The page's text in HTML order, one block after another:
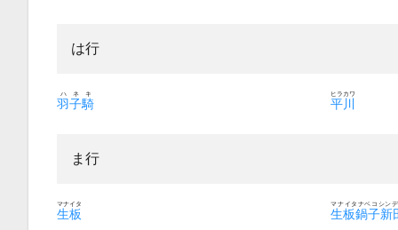
は行
羽子騎
ハネキ
平川
ヒラカワ
ま行
生板
マナイタ
生板鍋子新
マナイタナベコシン